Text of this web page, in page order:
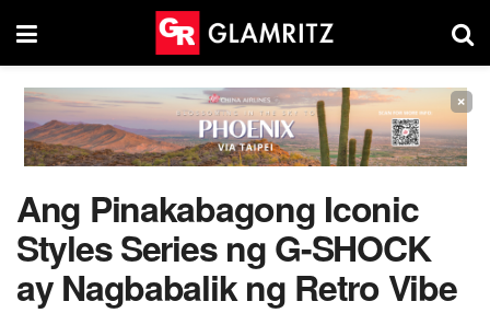
×
Ang Pinakabagong Iconic
Styles Series ng G-SHOCK
ay Nagbabalik ng Retro Vibe